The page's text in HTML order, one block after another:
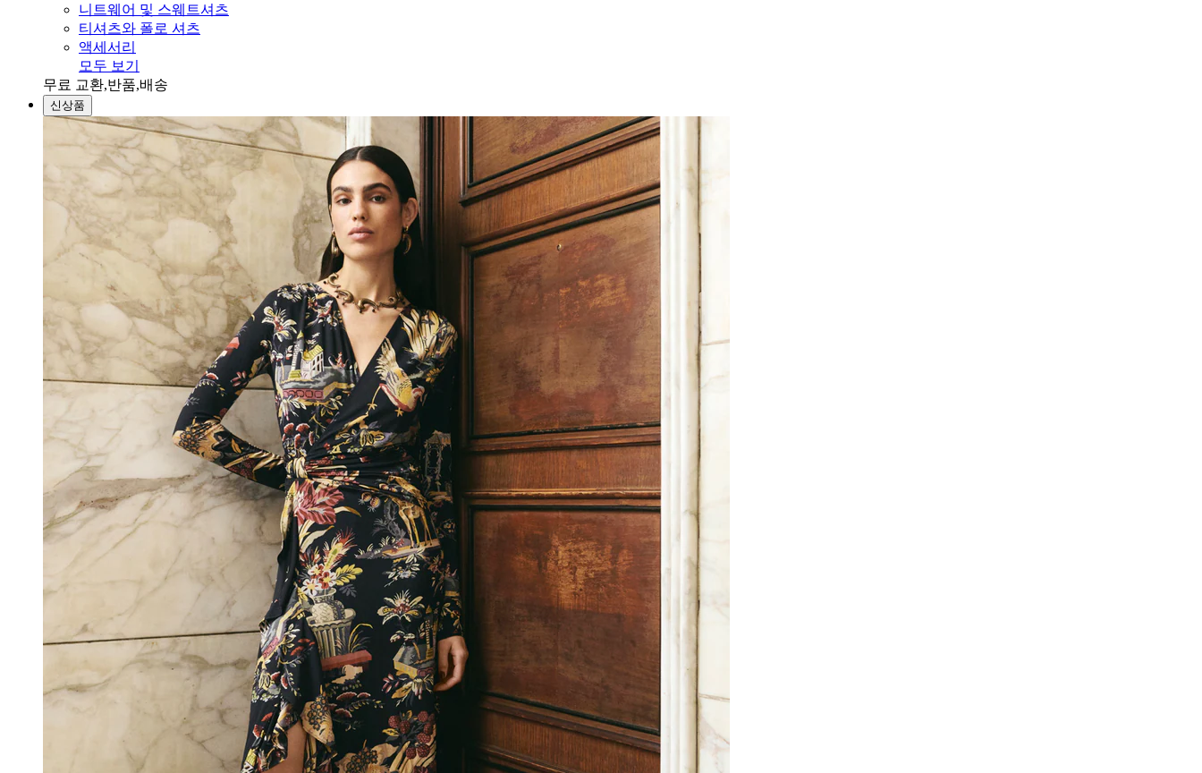
니트웨어 및 스웨트셔츠
티셔츠와 폴로 셔츠
액세서리
모두 보기
무료 교환,반품,배송
신상품